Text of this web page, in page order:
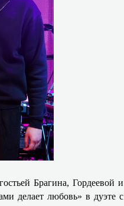
Брагина, Гордеевой и
делает любовь» в дуэте с